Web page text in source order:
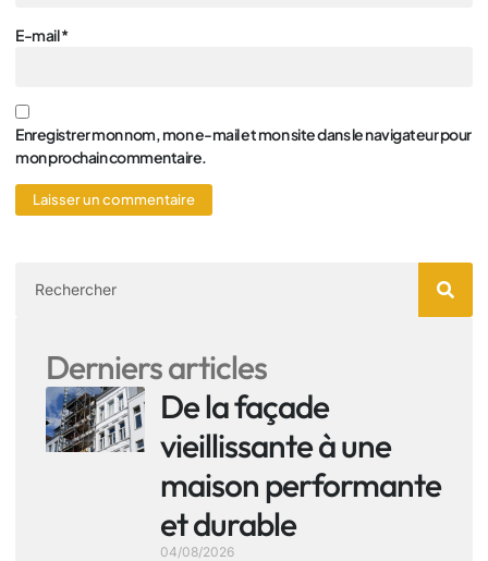
E-mail*
Enregistrer mon nom, mon e-mail et mon site dans le navigateur pour
mon prochain commentaire.
Derniers articles
De la façade
vieillissante à une
maison performante
et durable
04/08/2026